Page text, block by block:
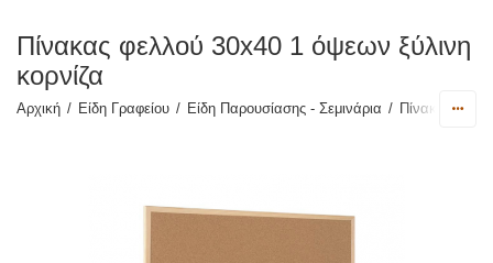
Πίνακας φελλού 30x40 1 όψεων ξύλινη
κορνίζα
Αρχική / Είδη Γραφείου / Είδη Παρουσίασης - Σεμινάρια / Πίνακες /